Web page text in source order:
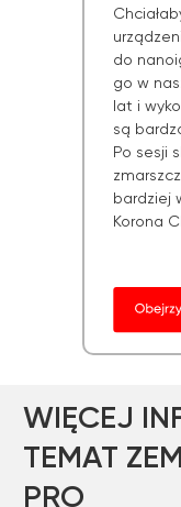
do
go w
lat i
są
Po sesji
bardziej
Korona